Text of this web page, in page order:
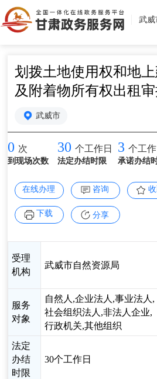
武威
划拨土地使用权和地
及附着物所有权出租
武威市
0 次
到现场次数
30 个工作日
法定办结时限
3 个工作
承诺办结
在线办理 咨询
下载 分享
受理
机构
武威市自然资源局
服务
对象
自然人,企业法人,事业法人,
社会组织法人,非法人企业,
行政机关,其他组织
法定
办结
时限
30个工作日